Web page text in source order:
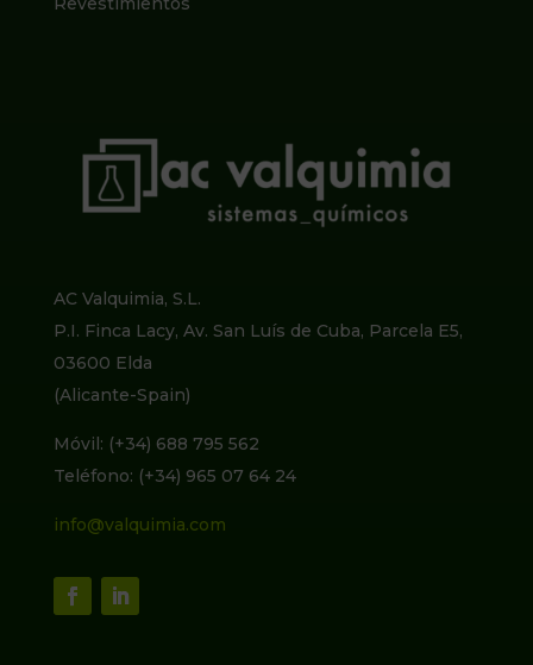
AC Valquimia, S.L.
P.I. Finca Lacy, Av. San Luís de Cuba, Parcela E5,
03600 Elda
(Alicante-Spain)
Móvil: (+34) 688 795 562
Teléfono: (+34) 965 07 64 24
info@valquimia.com